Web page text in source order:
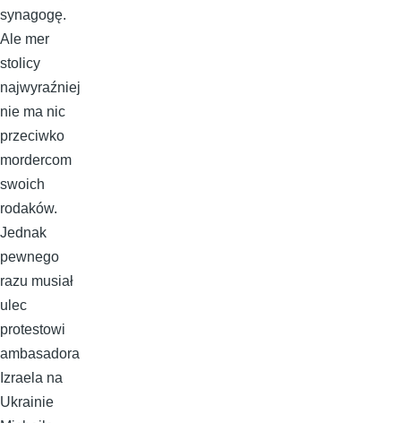
synagogę.
Ale mer
stolicy
najwyraźniej
nie ma nic
przeciwko
mordercom
swoich
rodaków.
Jednak
pewnego
razu musiał
ulec
protestowi
ambasadora
Izraela na
Ukrainie